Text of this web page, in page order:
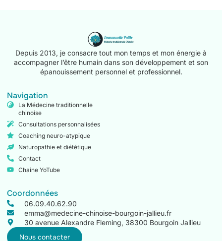
Depuis 2013, je consacre tout mon temps et mon énergie à
accompagner l’être humain dans son développement et son
épanouissement personnel et professionnel.
Navigation
La Médecine traditionnelle
chinoise
Consultations personnalisées
Coaching neuro-atypique
Naturopathie et diététique
Contact
Chaine YoTube
Coordonnées
06.09.40.62.90
emma@medecine-chinoise-bourgoin-jallieu.fr
30 avenue Alexandre Fleming, 38300 Bourgoin Jallieu
Nous contacter